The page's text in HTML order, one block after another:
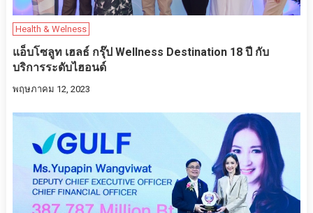
Health & Welness
แอ็บโซลูท เฮลธ์ กรุ๊ป Wellness Destination 18 ปี กับ
บริการระดับไฮอนด์
พฤษภาคม 12, 2023